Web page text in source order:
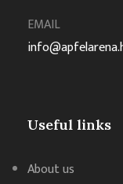
EMAIL
Useful links
About us